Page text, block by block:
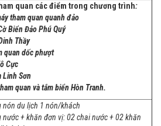
quan các điểm trong chương trình:
tham quan quanh đảo
Biển Đảo Phú Quý
Thầy
quan dốc phượt
Cực
Linh Sơn
quan và tắm biển Hòn Tranh.
nón du lịch 1 nón/khách
nước + khăn đơn vị: 02 chai nước + 02 khăn